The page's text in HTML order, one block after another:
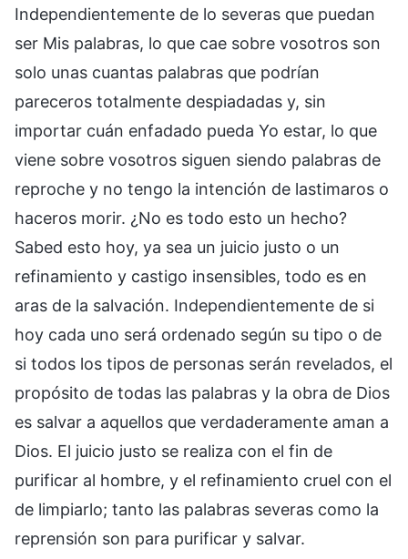
Independientemente de lo severas que puedan
ser Mis palabras, lo que cae sobre vosotros son
solo unas cuantas palabras que podrían
pareceros totalmente despiadadas y, sin
importar cuán enfadado pueda Yo estar, lo que
viene sobre vosotros siguen siendo palabras de
reproche y no tengo la intención de lastimaros o
haceros morir. ¿No es todo esto un hecho?
Sabed esto hoy, ya sea un juicio justo o un
refinamiento y castigo insensibles, todo es en
aras de la salvación. Independientemente de si
hoy cada uno será ordenado según su tipo o de
si todos los tipos de personas serán revelados, el
propósito de todas las palabras y la obra de Dios
es salvar a aquellos que verdaderamente aman a
Dios. El juicio justo se realiza con el fin de
purificar al hombre, y el refinamiento cruel con el
de limpiarlo; tanto las palabras severas como la
reprensión son para purificar y salvar.